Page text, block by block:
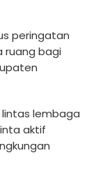
peringatan
ruang bagi
lembaga
aktif